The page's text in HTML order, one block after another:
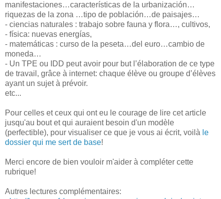
manifestaciones…características de la urbanización…
riquezas de la zona …tipo de población…de paisajes…
- ciencias naturales : trabajo sobre fauna y flora…, cultivos,
- física: nuevas energías,
- matemáticas : curso de la peseta…del euro…cambio de
moneda…
- Un TPE ou IDD peut avoir pour but l’élaboration de ce type
de travail, grâce à internet: chaque élève ou groupe d’élèves
ayant un sujet à prévoir.
etc...
Pour celles et ceux qui ont eu le courage de lire cet article
jusqu'au bout et qui auraient besoin d'un modèle
(perfectible), pour visualiser ce que je vous ai écrit, voilà le
dossier qui me sert de base!
Merci encore de bien vouloir m'aider à compléter cette
rubrique!
Autres lectures complémentaires: